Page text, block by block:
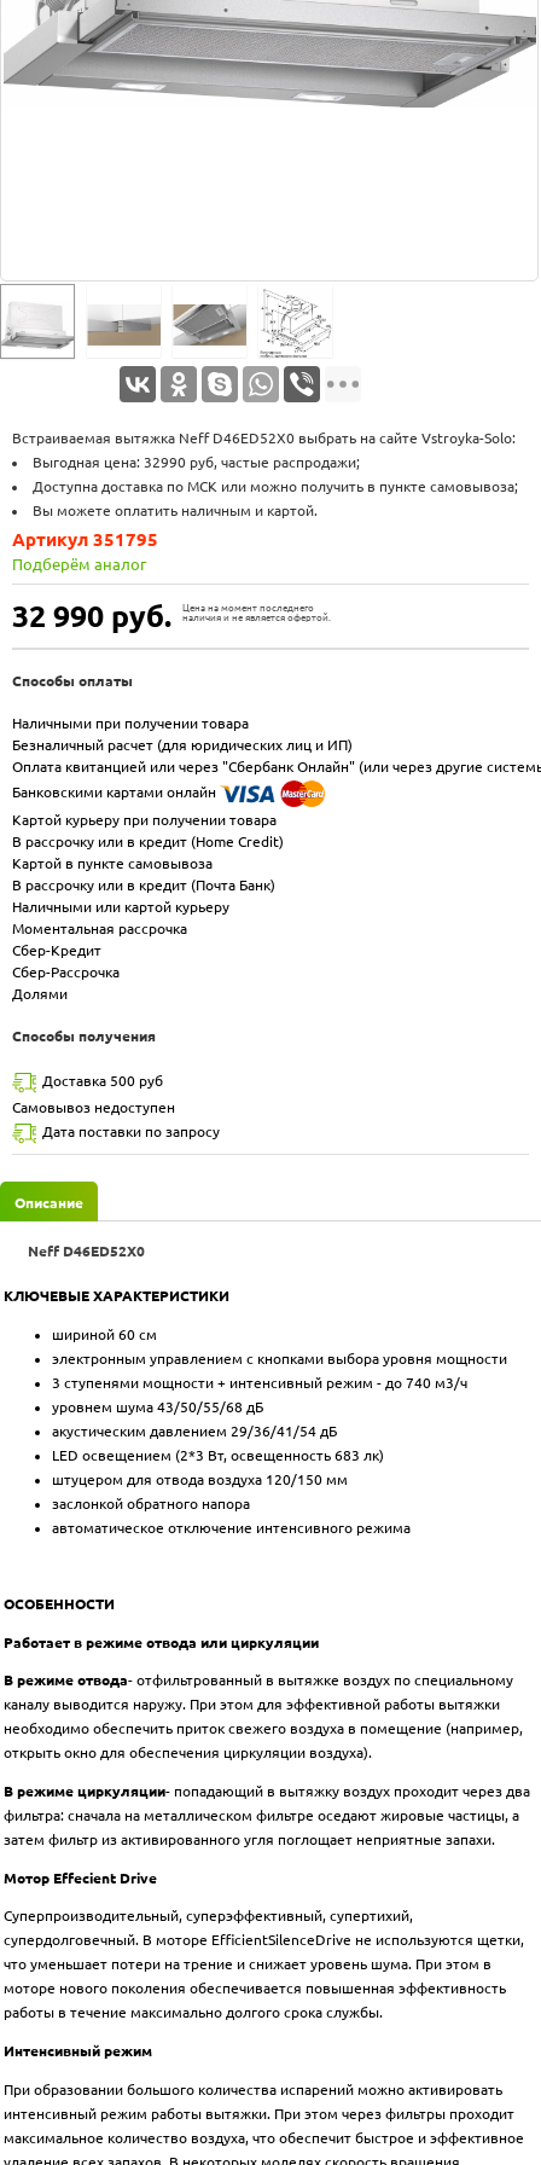
Оплата
Доставка
Услуги
Возврат
Встраиваемая вытяжка Neff D46ED52X0 выбрать на сайте Vstroyka-Solo:
Выгодная цена: 32990 руб, частые распродажи;
Доступна доставка по МСК или можно получить в пункте самовывоза;
Вы можете оплатить наличным и картой.
32 990 руб.
Цена на момент последнего
наличия и не является офертой.
Артикул 351795
Подберём аналог
Способы оплаты
Наличными при получении товара
Безналичный расчет (для юридических лиц и ИП)
Оплата квитанцией или через "Сбербанк Онлайн" (или через другие
Банковскими картами онлайн
Картой курьеру при получении товара
В рассрочку или в кредит (Home Credit)
Картой в пункте самовывоза
В рассрочку или в кредит (Почта Банк)
Наличными или картой курьеру
Моментальная рассрочка
Сбер-Кредит
Сбер-Рассрочка
Долями
Способы получения
Доставка 500 руб
Самовывоз недоступен
Дата поставки по запросу
Описание
Neff D46ED52X0
КЛЮЧЕВЫЕ ХАРАКТЕРИСТИКИ
шириной 60 см
электронным управлением с кнопками выбора уровня мощности
3 ступенями мощности + интенсивный режим - до 740 м3/ч
уровнем шума 43/50/55/68 дБ
акустическим давлением 29/36/41/54 дБ
LED освещением (2*3 Вт, освещенность 683 лк)
штуцером для отвода воздуха 120/150 мм
заслонкой обратного напора
автоматическое отключение интенсивного режима
ОСОБЕННОСТИ
Работает в режиме отвода или циркуляции
В режиме отвода- отфильтрованный в вытяжке воздух по специальному
каналу выводится наружу. При этом для эффективной работы вытяжки
необходимо обеспечить приток свежего воздуха в помещение (например,
открыть окно для обеспечения циркуляции воздуха).
В режиме циркуляции- попадающий в вытяжку воздух проходит через два
фильтра: сначала на металлическом фильтре оседают жировые частицы, а
затем фильтр из активированного угля поглощает неприятные запахи.
Мотор Effecient Drive
Суперпроизводительный, суперэффективный, супертихий,
cупердолговечный. В моторе EfficientSilenceDrive не используются щетки,
что уменьшает потери на трение и снижает уровень шума. При этом в
моторе нового поколения обеспечивается повышенная эффективность
работы в течение максимально долгого срока службы.
Интенсивный режим
При образовании большого количества испарений можно активировать
интенсивный режим работы вытяжки. При этом через фильтры проходит
максимальное количество воздуха, что обеспечит быстрое и эффективное
удаление всех запахов. В некоторых моделях скорость вращения